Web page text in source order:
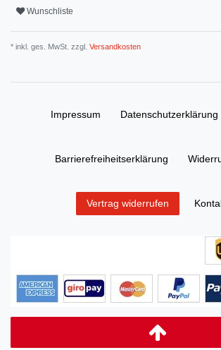
Wunschliste
* inkl. ges. MwSt. zzgl. Versandkosten
Impressum Daten­schutz­erklärung
Barrierefreiheitserklärung
Vertrag widerrufen